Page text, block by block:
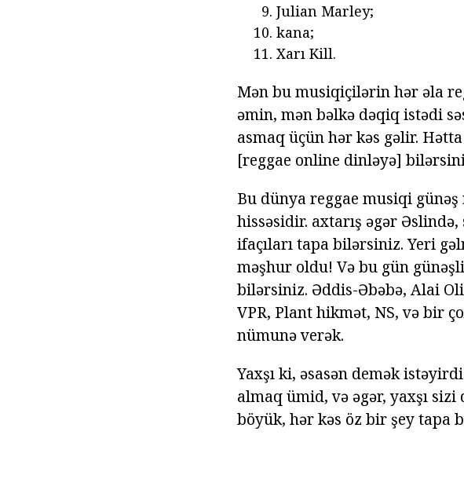
Julian Marley;
kana;
Xarı Kill.
Mən bu musiqiçilərin hər əla
əmin, mən bəlkə dəqiq istədi
asmaq üçün hər kəs gəlir.
[reggae online dinləyə]
Bu dünya reggae musiqi
hissəsidir. axtarış əgər
ifaçıları tapa bilərsiniz. Yeri
məşhur oldu! Və bu gün
bilərsiniz. Əddis-Əbəbə, Alai
VPR, Plant hikmət, NS, və bir
nümunə verək.
Yaxşı ki, əsasən demək
almaq ümid, və əgər, yaxşı
böyük, hər kəs öz bir şey tapa